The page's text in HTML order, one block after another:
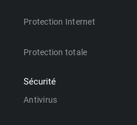
Protection Internet
Protection totale
Sécurité
Antivirus